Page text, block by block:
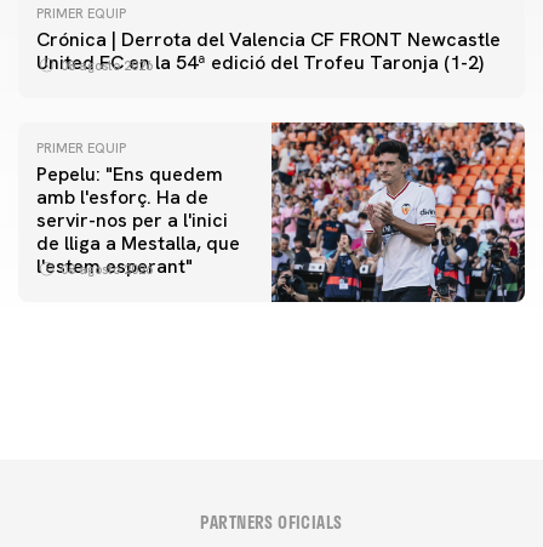
PRIMER EQUIP
Crónica | Derrota del Valencia CF FRONT Newcastle
United FC en la 54ª edició del Trofeu Taronja (1-2)
08 agosto 2026
PRIMER EQUIP
Pepelu: "Ens quedem
amb l'esforç. Ha de
servir-nos per a l'inici
de lliga a Mestalla, que
l'estem esperant"
08 agosto 2026
PRIMER EQUIP
📸 #ValenciaNUFC
PRIMER EQUIP
MESTALLA 📍
PARTNERS OFICIALS